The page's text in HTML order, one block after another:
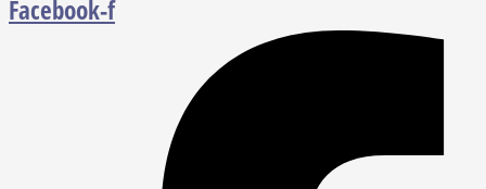
Facebook-f